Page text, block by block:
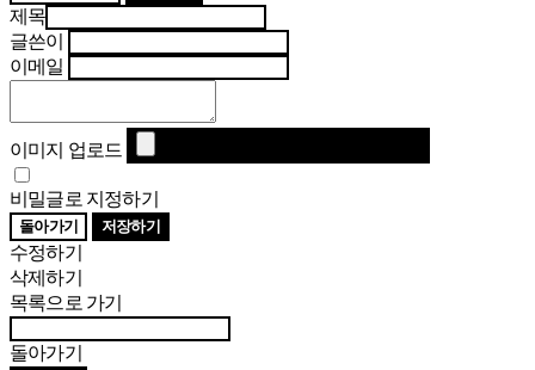
제목
글쓴이
이메일
이미지 업로드
비밀글로 지정하기
돌아가기 저장하기
수정하기
삭제하기
목록으로 가기
돌아가기